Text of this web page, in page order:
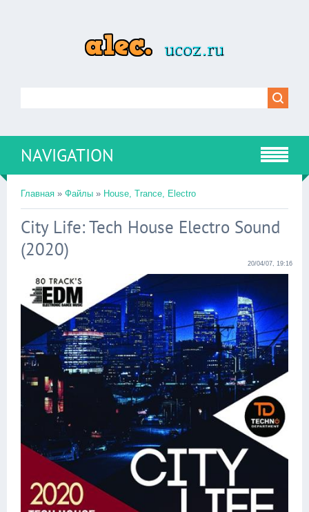
NAVIGATION
Главная » Файлы » House, Trance, Electro
City Life: Tech House Electro Sound
(2020)
20/04/07, 19:16